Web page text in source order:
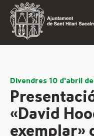
Divendres 10 d'abril
«David
exemplar»